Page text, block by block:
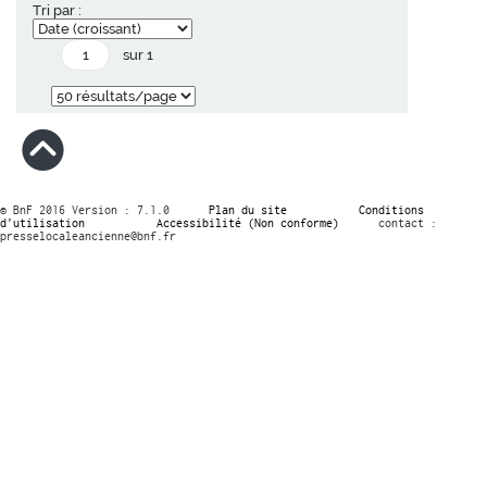
Tri par :
sur 1
© BnF 2016 Version : 7.1.0 Plan du site
Conditions
d’utilisation
Accessibilité (Non conforme)
contact :
presselocaleancienne@bnf.fr